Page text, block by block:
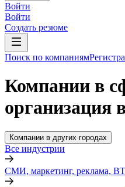
Войти
Войти
Создать резюме
Поиск по компаниям
Компании в
организация
Компании в других городах
Все индустрии
СМИ, маркетинг, реклама,